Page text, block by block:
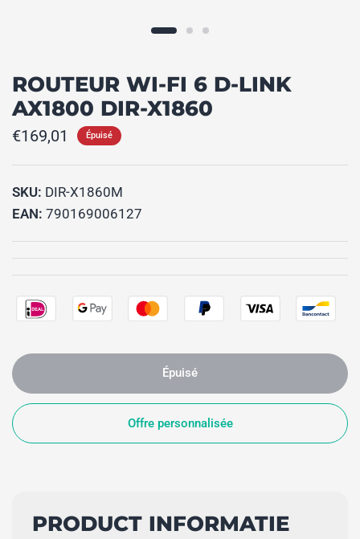
ROUTEUR WI-FI 6 D-LINK
AX1800 DIR-X1860
€169,01 Épuisé
SKU: DIR-X1860M
EAN: 790169006127
Épuisé
Offre personnalisée
PRODUCT INFORMATIE